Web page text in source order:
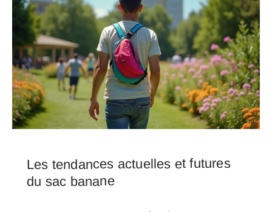
Les tendances actuelles et futures
du sac banane